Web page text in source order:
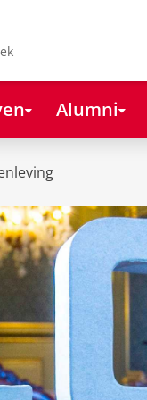
Alumni